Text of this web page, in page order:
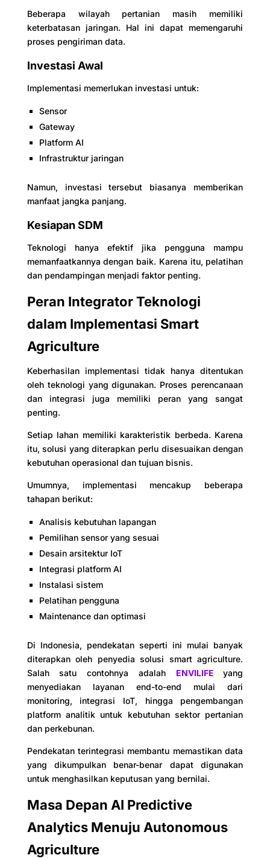
Beberapa wilayah pertanian masih memiliki
keterbatasan jaringan. Hal ini dapat memengaruhi
proses pengiriman data.
Investasi Awal
Implementasi memerlukan investasi untuk:
Sensor
Gateway
Platform AI
Infrastruktur jaringan
Namun, investasi tersebut biasanya memberikan
manfaat jangka panjang.
Kesiapan SDM
Teknologi hanya efektif jika pengguna mampu
memanfaatkannya dengan baik. Karena itu, pelatihan
dan pendampingan menjadi faktor penting.
Peran Integrator Teknologi
dalam Implementasi Smart
Agriculture
Keberhasilan implementasi tidak hanya ditentukan
oleh teknologi yang digunakan. Proses perencanaan
dan integrasi juga memiliki peran yang sangat
penting.
Setiap lahan memiliki karakteristik berbeda. Karena
itu, solusi yang diterapkan perlu disesuaikan dengan
kebutuhan operasional dan tujuan bisnis.
Umumnya, implementasi mencakup beberapa
tahapan berikut:
Analisis kebutuhan lapangan
Pemilihan sensor yang sesuai
Desain arsitektur IoT
Integrasi platform AI
Instalasi sistem
Pelatihan pengguna
Maintenance dan optimasi
Di Indonesia, pendekatan seperti ini mulai banyak
diterapkan oleh penyedia solusi smart agriculture.
Salah satu contohnya adalah ENVILIFEyang
menyediakan layanan end-to-end mulai dari
monitoring, integrasi IoT, hingga pengembangan
platform analitik untuk kebutuhan sektor pertanian
dan perkebunan.
Pendekatan terintegrasi membantu memastikan data
yang dikumpulkan benar-benar dapat digunakan
untuk menghasilkan keputusan yang bernilai.
Masa Depan AI Predictive
Analytics Menuju Autonomous
Agriculture